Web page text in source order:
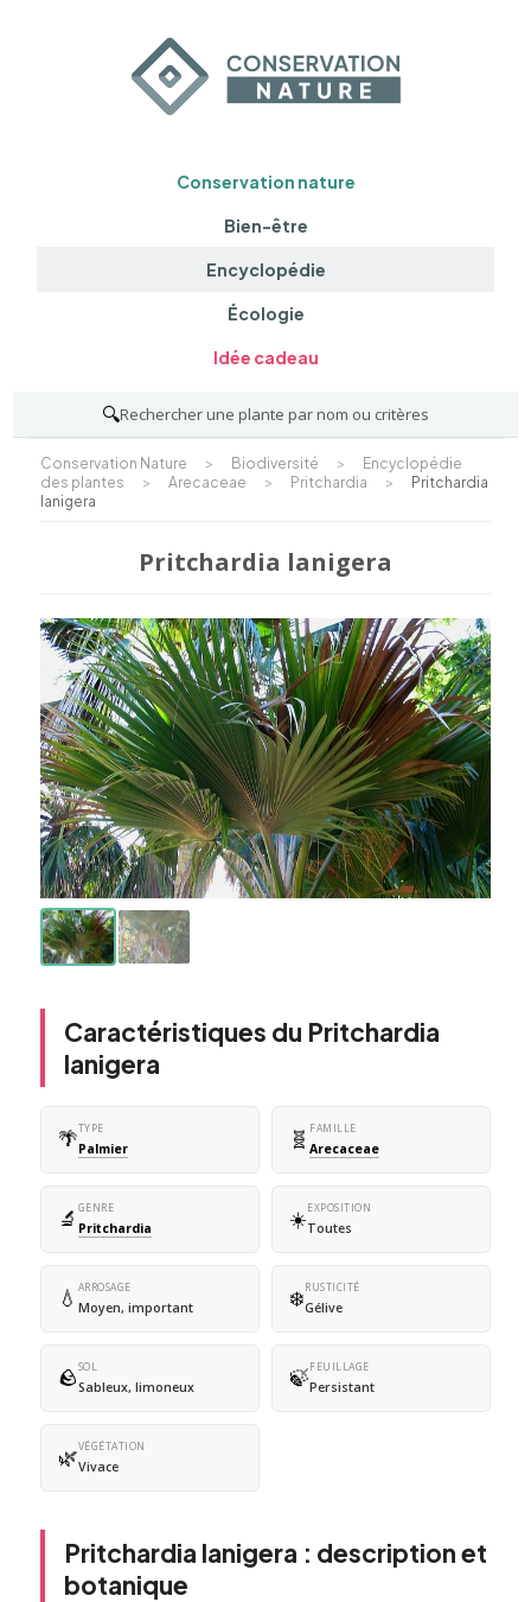
Conservation nature
Bien-être
Encyclopédie
Écologie
Idée cadeau
🔍Rechercher une plante par nom ou critères
Conservation Nature > Biodiversité >
Encyclopédie
des plantes
> Arecaceae > Pritchardia >
Pritchardia
lanigera
Pritchardia lanigera
Caractéristiques du Pritchardia
lanigera
🌴TYPE
Palmier 🧬 FAMILLE
Arecaceae
🔬 GENRE
Pritchardia ☀️EXPOSITION
Toutes
💧 ARROSAGE
Moyen, important ❄️RUSTICITÉ
Gélive
🪨SOL
Sableux, limoneux 🍃FEUILLAGE
Persistant
🌿VÉGÉTATION
Vivace
Pritchardia lanigera : description et
botanique